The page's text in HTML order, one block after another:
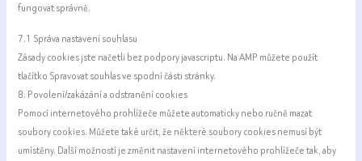
fungovat správně.
7.1 Správa nastavení souhlasu
Zásady cookies jste načetli bez podpory javascriptu. Na AMP můžete použít
tlačítko Spravovat souhlas ve spodní části stránky.
8. Povolení/zakázání a odstranění cookies
Pomocí internetového prohlížeče můžete automaticky nebo ručně mazat
soubory cookies. Můžete také určit, že některé soubory cookies nemusí být
umístěny. Další možností je změnit nastavení internetového prohlížeče tak, aby